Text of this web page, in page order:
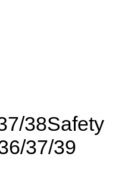
38Safety
37/39